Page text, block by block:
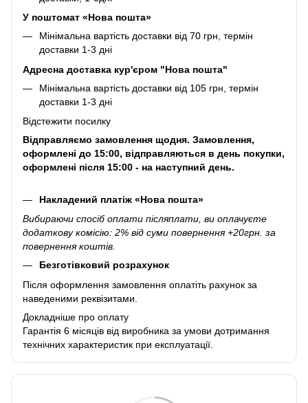
У поштомат «Нова пошта»
Мінімальна вартість доставки від 70 грн, термін
доставки 1-3 дні
Адресна доставка кур'єром "Нова пошта"
Мінімальна вартість доставки від 105 грн, термін
доставки 1-3 дні
Відстежити посилку
Відправляємо замовлення щодня. Замовлення,
оформлені до 15:00, відправляються в день покупки,
оформлені після 15:00 - на наступний день.
Накладений платіж «Нова пошта»
Вибираючи спосіб оплати післяплати, ви оплачуєте
додаткову комісію: 2% від суми повернення +20грн. за
повернення коштів.
Безготівковий розрахунок
Після оформлення замовлення оплатіть рахунок за
наведеними реквізитами.
Докладніше про оплату
Гарантія 6 місяців від виробника за умови дотримання
технічних характеристик при експлуатації.